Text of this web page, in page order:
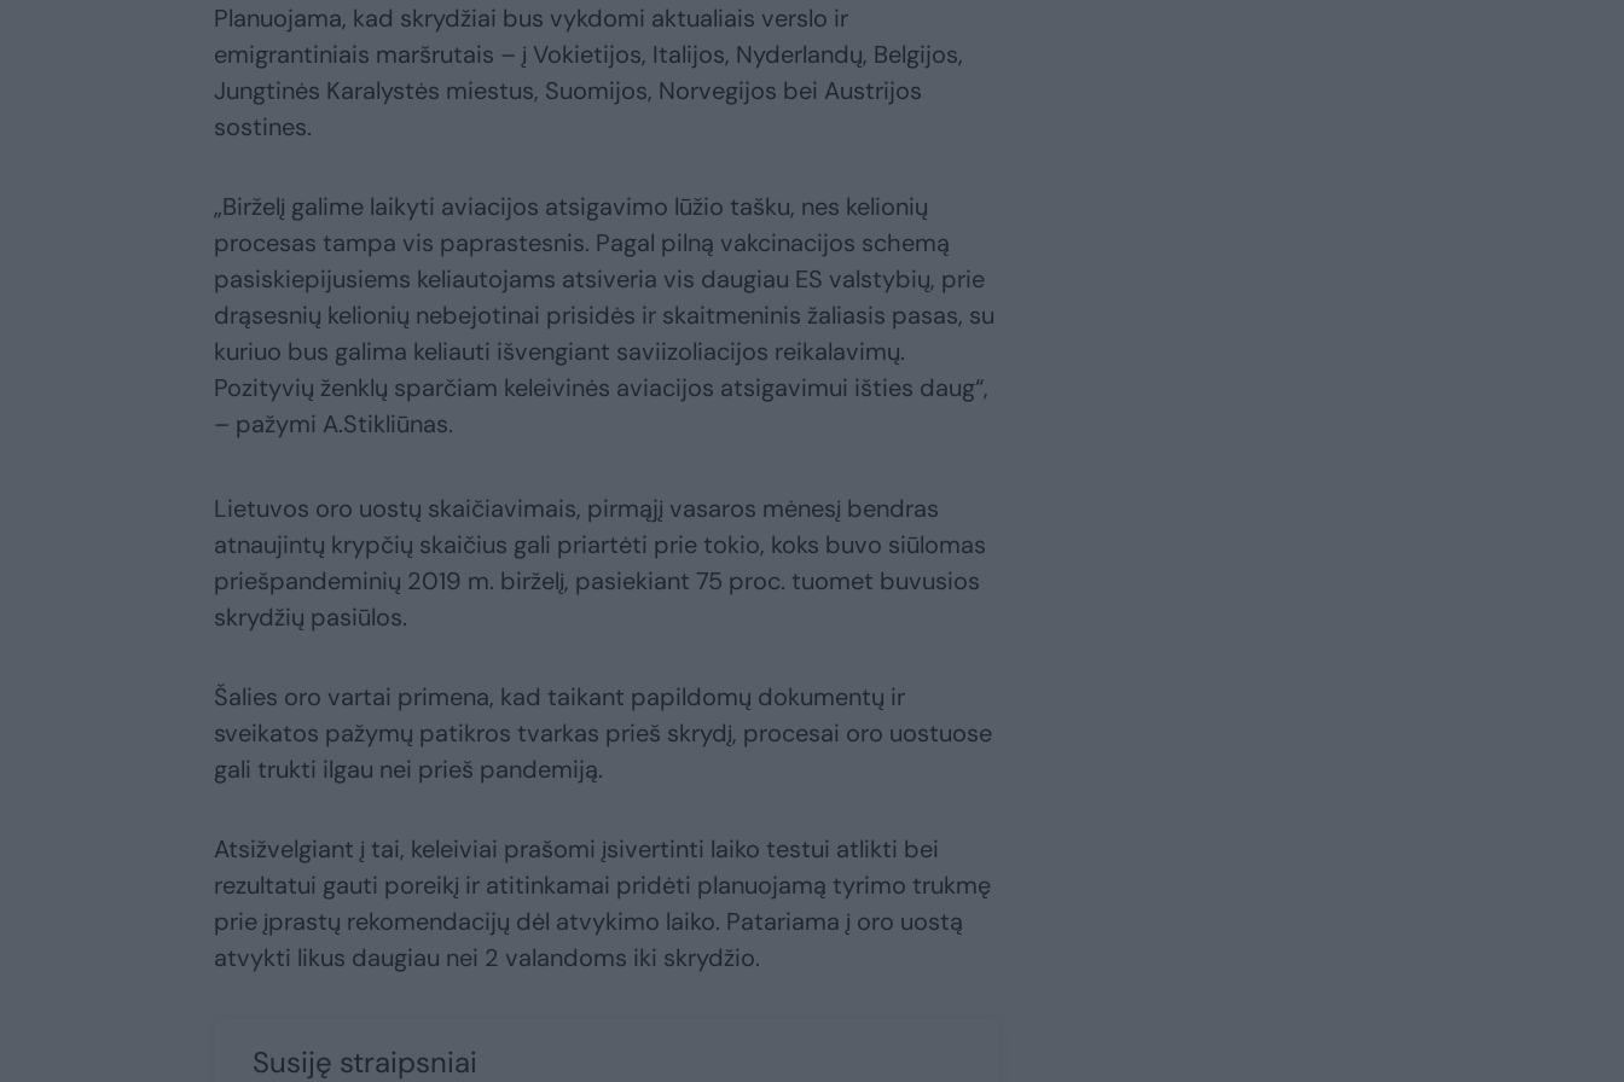
Planuojama, kad skrydžiai bus vykdomi aktualiais verslo ir
emigrantiniais maršrutais – į Vokietijos, Italijos, Nyderlandų, Belgijos,
Jungtinės Karalystės miestus, Suomijos, Norvegijos bei Austrijos
sostines.
„Birželį galime laikyti aviacijos atsigavimo lūžio tašku, nes kelionių
procesas tampa vis paprastesnis. Pagal pilną vakcinacijos schemą
pasiskiepijusiems keliautojams atsiveria vis daugiau ES valstybių, prie
drąsesnių kelionių nebejotinai prisidės ir skaitmeninis žaliasis pasas, su
kuriuo bus galima keliauti išvengiant saviizoliacijos reikalavimų.
Pozityvių ženklų sparčiam keleivinės aviacijos atsigavimui išties daug“,
– pažymi A.Stikliūnas.
Lietuvos oro uostų skaičiavimais, pirmąjį vasaros mėnesį bendras
atnaujintų krypčių skaičius gali priartėti prie tokio, koks buvo siūlomas
priešpandeminių 2019 m. birželį, pasiekiant 75 proc. tuomet buvusios
skrydžių pasiūlos.
Šalies oro vartai primena, kad taikant papildomų dokumentų ir
sveikatos pažymų patikros tvarkas prieš skrydį, procesai oro uostuose
gali trukti ilgau nei prieš pandemiją.
Atsižvelgiant į tai, keleiviai prašomi įsivertinti laiko testui atlikti bei
rezultatui gauti poreikį ir atitinkamai pridėti planuojamą tyrimo trukmę
prie įprastų rekomendacijų dėl atvykimo laiko. Patariama į oro uostą
atvykti likus daugiau nei 2 valandoms iki skrydžio.
Susiję straipsniai